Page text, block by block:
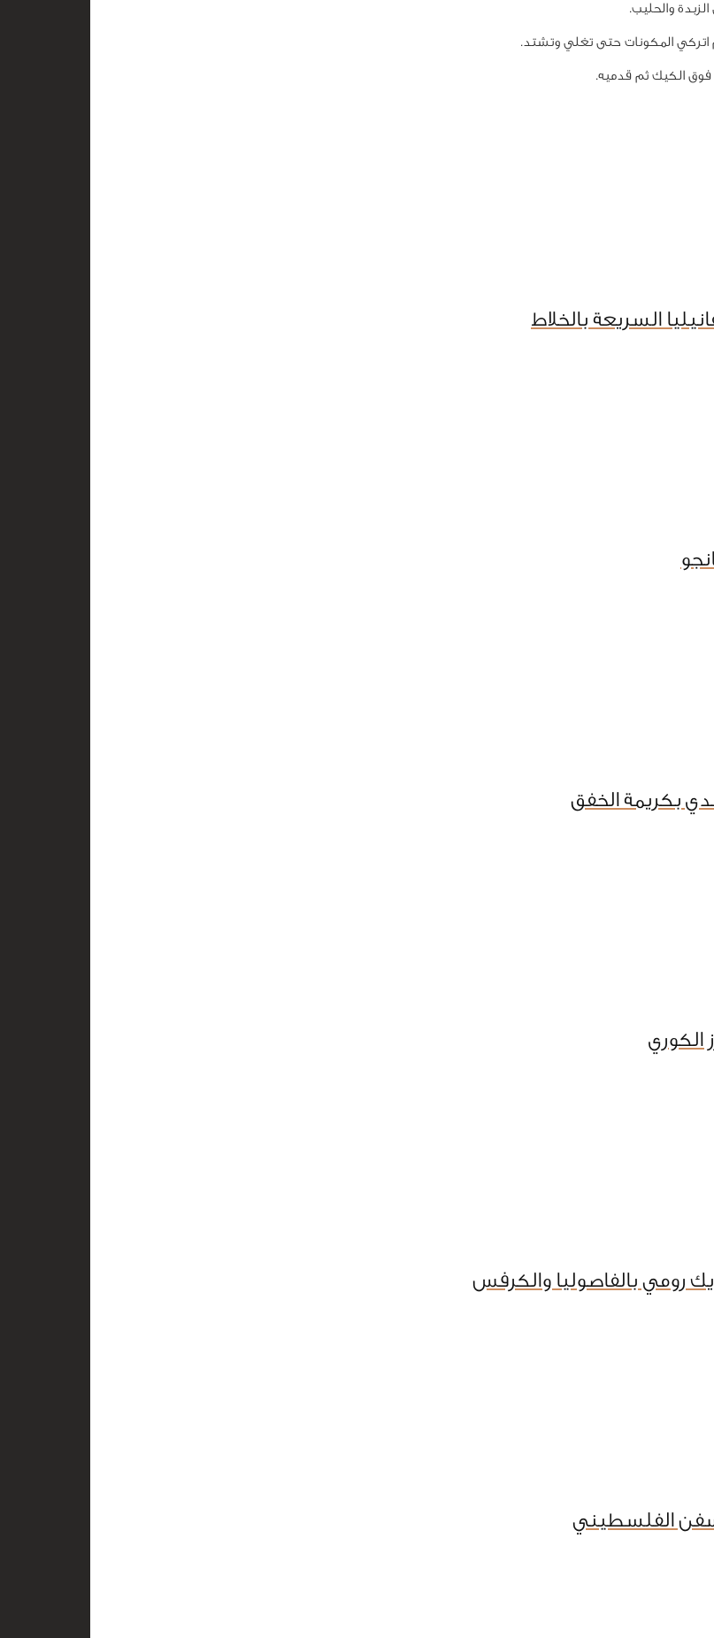
والحليب.
المكونات حتى تغلي وتشتد.
الكيك ثم قدميه.
السريعة بالخلاط
بكريمة الخفق
الكوري
رومي بالفاصوليا والكرفس
الفلسطيني